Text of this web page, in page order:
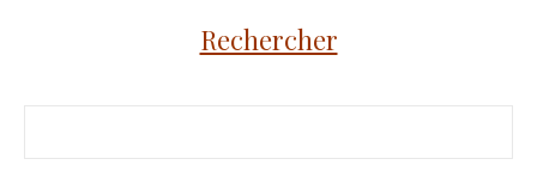
Rechercher